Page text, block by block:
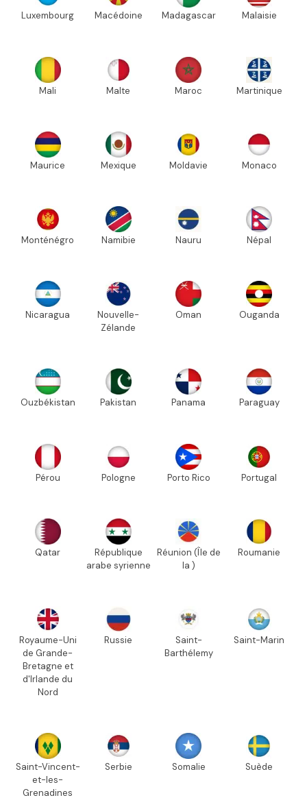
Luxembourg Macédoine Madagascar Malaisie
Mali Malte Maroc Martinique
Maurice Mexique Moldavie Monaco
Monténégro Namibie Nauru Népal
Nicaragua
Nouvelle-
Zélande
Oman Ouganda
Ouzbékistan Pakistan Panama Paraguay
Pérou Pologne Porto Rico Portugal
Qatar
République
arabe syrienne
Réunion (Île de
la )
Roumanie
Royaume-Uni
de Grande-
Bretagne et
d'Irlande du
Nord
Russie
Saint-
Barthélemy
Saint-Marin
Saint-Vincent-
et-les-
Grenadines
Serbie Somalie Suède